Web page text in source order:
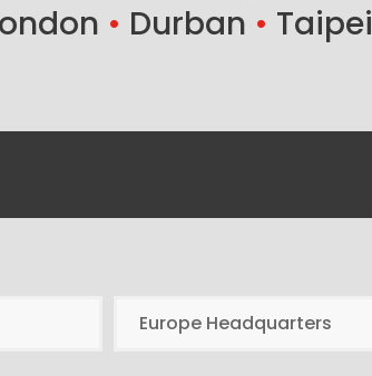
• Durban • Taipei
Europe Headquarters